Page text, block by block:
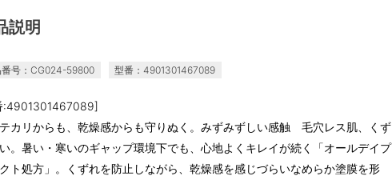
説明
番号：CG024-59800 型番：4901301467089
:4901301467089]
カリからも、乾燥感からも守りぬく。みずみずしい感触 毛穴レス肌、くず
。暑い・寒いのギャップ環境下でも、心地よくキレイが続く「オールデイプ
ト処方」。くずれを防止しながら、乾燥感を感じづらいなめらか塗膜を形